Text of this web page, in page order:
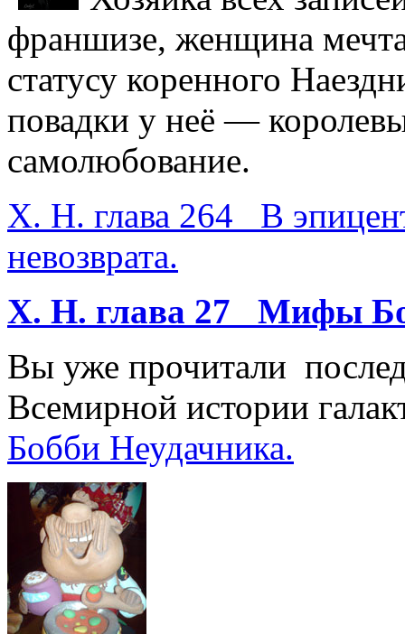
франшизе, женщина
статусу коренного
повадки у неё —
самолюбование.
Х. Н. глава 264 В
невозврата.
Х. Н. глава 27 Мифы
Вы уже прочитали
Всемирной истории
Бобби Неудачника.